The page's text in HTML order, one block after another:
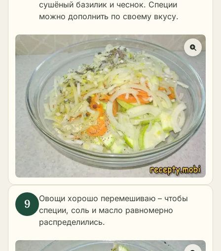
сушёный базилик и чеснок. Специи
можно дополнить по своему вкусу.
Овощи хорошо перемешиваю – чтобы
специи, соль и масло равномерно
распределились.